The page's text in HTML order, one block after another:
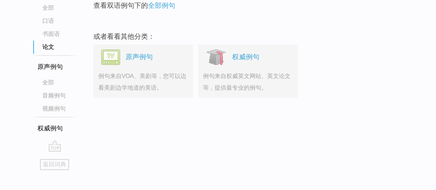
全部
口语
书面语
论文
原声例句
全部
音频例句
视频例句
权威例句
go
top
返回词典
查看双语例句下的全部例句
或者看看其他分类：
原声例句
例句来自VOA、美剧等，您可以边
看美剧边学地道的美语。
权威例句
例句来自权威英文网站、英文论文
等，提供最专业的例句。